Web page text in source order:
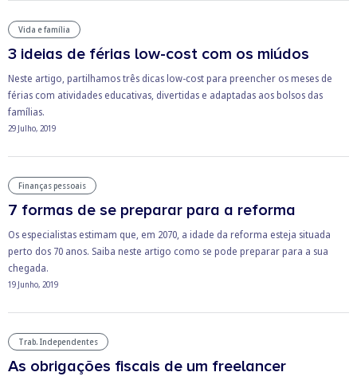
Vida e família
3 ideias de férias low-cost com os miúdos
Neste artigo, partilhamos três dicas low-cost para preencher os meses de
férias com atividades educativas, divertidas e adaptadas aos bolsos das
famílias.
29 Julho, 2019
Finanças pessoais
7 formas de se preparar para a reforma
Os especialistas estimam que, em 2070, a idade da reforma esteja situada
perto dos 70 anos. Saiba neste artigo como se pode preparar para a sua
chegada.
19 Junho, 2019
Trab. Independentes
As obrigações fiscais de um freelancer